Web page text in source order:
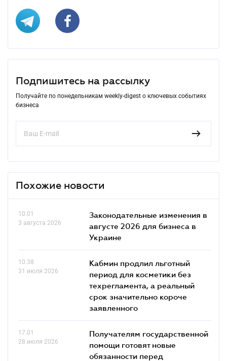
Подпишитесь на рассылку
Получайте по понедельникам weekly-digest о ключевых событиях
бизнеса
Похожие новости
10.01
3 августа 2026
Законодательные изменения в
августе 2026 для бизнеса в
Украине
10.38
31 июля 2026
Кабмин продлил льготный
период для косметики без
техрегламента, а реальный
срок значительно короче
заявленного
17.01
28 июля 2026
Получателям государственной
помощи готовят новые
обязанности перед